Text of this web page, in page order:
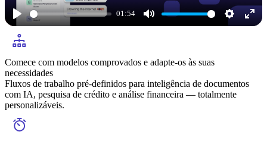
Play
01:54
Mute Settings
Comece com modelos comprovados e adapte-os às suas
necessidades
Fluxos de trabalho pré-definidos para inteligência de documentos
com IA, pesquisa de crédito e análise financeira — totalmente
personalizáveis.